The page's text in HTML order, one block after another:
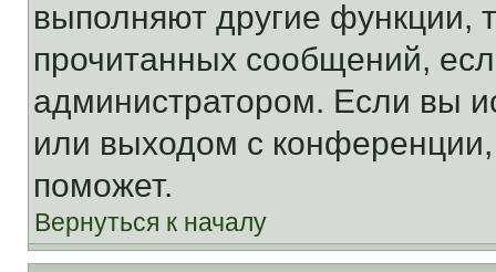
выполняют другие функции,
прочитанных сообщений,
администратором. Если вы
или выходом с
поможет.
Вернуться к началу